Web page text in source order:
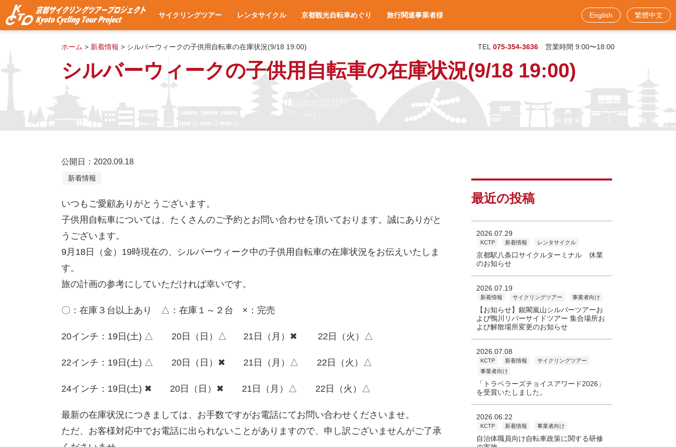
サイクリングツアー
サイクリングツアー一覧
集合・出発場所へのアクセス
使用自転車
ツアー予約
よくある質問
ツアー予約状況
レンタサイクル
車種と料金
各サイクルターミナルへのアクセス
レンタサイクル予約
お役立ち情報
よくある質問
京都観光自転車めぐり 旅行関連事業者様
旅行関連業者様向けお問い合わせフォーム
English 繁體中文
TEL 075-354-3636 営業時間 9:00〜18:00
公開日：2020.09.18
新着情報
ホーム > 新着情報 > シルバーウィークの子供用自転車の在庫状況(9/18 19:00)
シルバーウィークの子供用自転車の在庫状況(9/18 19:00)
いつもご愛顧ありがとうございます。
子供用自転車については、たくさんのご予約とお問い合わせを頂いております。誠にありがと
うございます。
9月18日（金）19時現在の、シルバーウィーク中の子供用自転車の在庫状況をお伝えいたしま
す。
旅の計画の参考にしていただければ幸いです。
〇：在庫３台以上あり △：在庫１～２台 ×：完売
20インチ：19日(土) △ 20日（日）△ 21日（月）✖ 22日（火）△
22インチ：19日(土) △ 20日（日）✖ 21日（月）△ 22日（火）△
24インチ：19日(土) ✖ 20日（日）✖ 21日（月）△ 22日（火）△
最新の在庫状況につきましては、お手数ですがお電話にてお問い合わせくださいませ。
ただ、お客様対応中でお電話に出られないことがありますので、申し訳ございませんがご了承
最近の投稿
2026.07.29
KCTP 新着情報 レンタサイクル
京都駅八条口サイクルターミナル 休業
のお知らせ
2026.07.19
新着情報 サイクリングツアー 事業者向け
【お知らせ】銀閣嵐山シルバーツアーお
よび鴨川リバーサイドツアー 集合場所お
よび解散場所変更のお知らせ
2026.07.08
KCTP 新着情報
サイクリングツアー
事業者向け
「トラベラーズチョイスアワード2026」
を受賞いたしました。
2026.06.22
KCTP 新着情報 事業者向け
自治体職員向け自転車政策に関する研修